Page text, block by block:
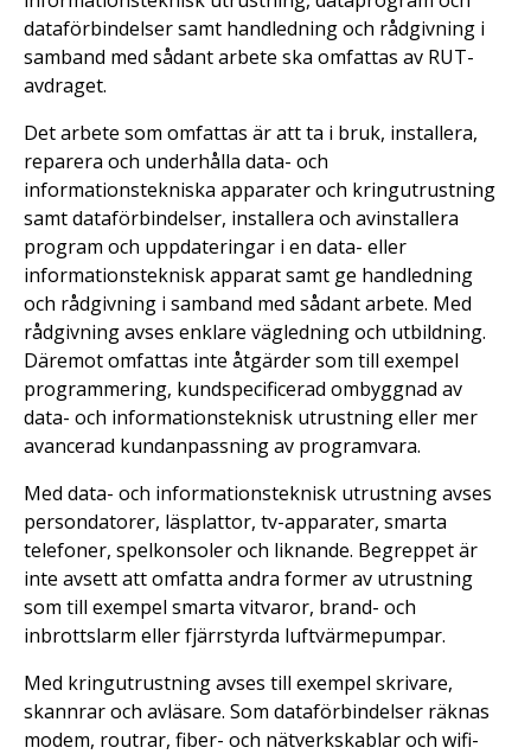
dataförbindelser samt handledning och rådgivning i
samband med sådant arbete ska omfattas av RUT-
avdraget.
Det arbete som omfattas är att ta i bruk, installera,
reparera och underhålla data- och
informationstekniska apparater och kringutrustning
samt dataförbindelser, installera och avinstallera
program och uppdateringar i en data- eller
informationsteknisk apparat samt ge handledning
och rådgivning i samband med sådant arbete. Med
rådgivning avses enklare vägledning och utbildning.
Däremot omfattas inte åtgärder som till exempel
programmering, kundspecificerad ombyggnad av
data- och informationsteknisk utrustning eller mer
avancerad kundanpassning av programvara.
Med data- och informationsteknisk utrustning avses
persondatorer, läsplattor, tv-apparater, smarta
telefoner, spelkonsoler och liknande. Begreppet är
inte avsett att omfatta andra former av utrustning
som till exempel smarta vitvaror, brand- och
inbrottslarm eller fjärrstyrda luftvärmepumpar.
Med kringutrustning avses till exempel skrivare,
skannrar och avläsare. Som dataförbindelser räknas
modem, routrar, fiber- och nätverkskablar och wifi-